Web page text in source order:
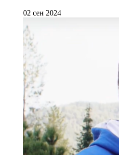
02 сен 2024